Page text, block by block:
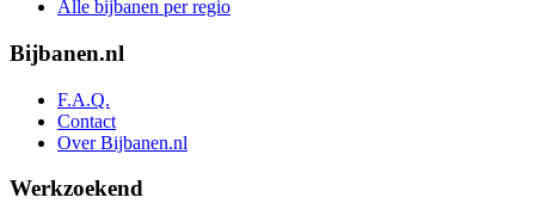
Alle bijbanen per regio
Bijbanen.nl
F.A.Q.
Contact
Over Bijbanen.nl
Werkzoekend